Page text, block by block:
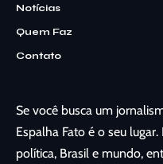
Notícias
Quem Faz
Contato
Se você busca um
Espalha Fato é o seu
política, Brasil e mundo,